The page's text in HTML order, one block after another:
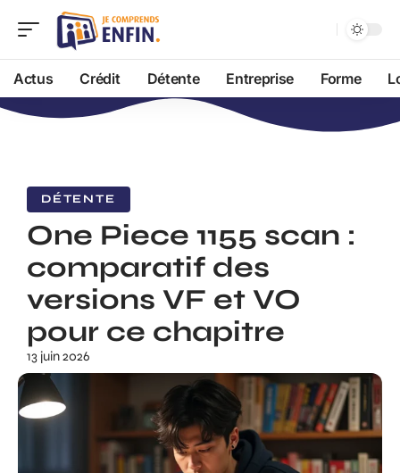
Actus Crédit Détente Entreprise Forme
DÉTENTE
One Piece 1155 scan :
comparatif des
versions VF et VO
pour ce chapitre
13 juin 2026